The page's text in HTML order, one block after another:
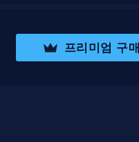
프리미엄 구매